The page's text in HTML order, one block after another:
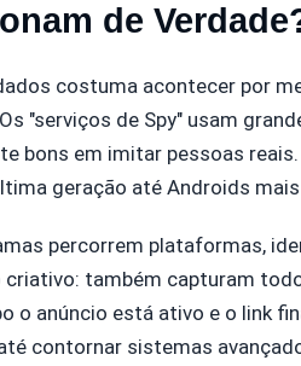
de
costuma acontecer por
"serviços de Spy" usam
bons em imitar pessoas
geração até Androids
percorrem plataformas,
criativo: também capturam
o anúncio está ativo e o link
contornar sistemas